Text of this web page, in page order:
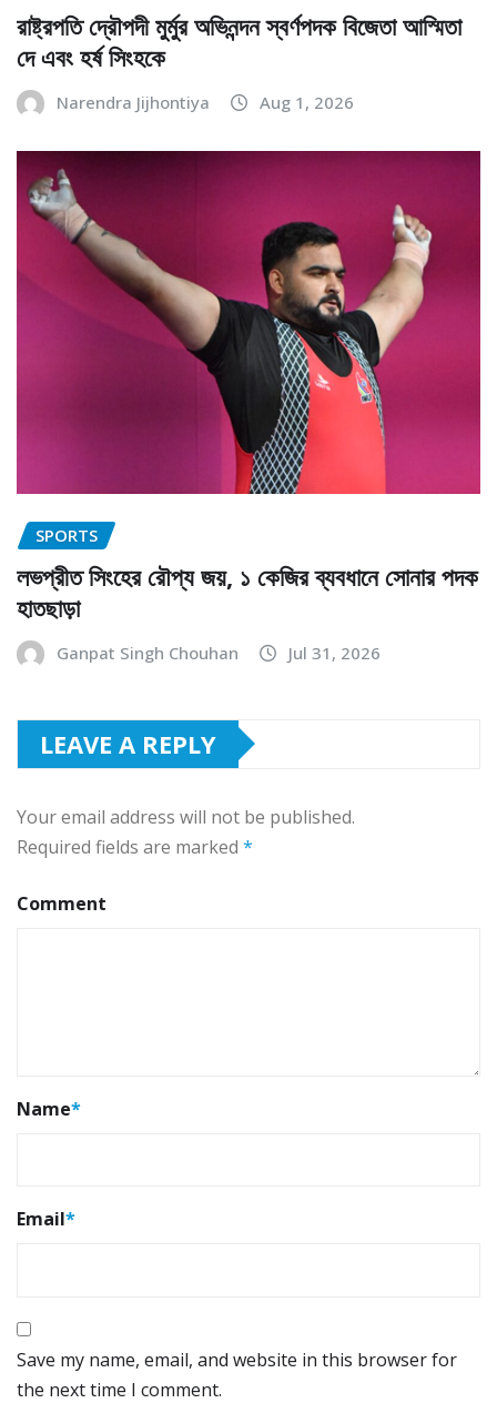
রাষ্ট্রপতি দ্রৌপদী মুর্মুর অভিনন্দন স্বর্ণপদক বিজেতা আস্মিতা
দে এবং হর্ষ সিংহকে
Narendra Jijhontiya Aug 1, 2026
SPORTS
লভপ্রীত সিংহের রৌপ্য জয়, ১ কেজির ব্যবধানে সোনার পদক
হাতছাড়া
Ganpat Singh Chouhan Jul 31, 2026
LEAVE A REPLY
Your email address will not be published.
Required fields are marked *
Comment
Name*
Email*
Save my name, email, and website in this browser for
the next time I comment.